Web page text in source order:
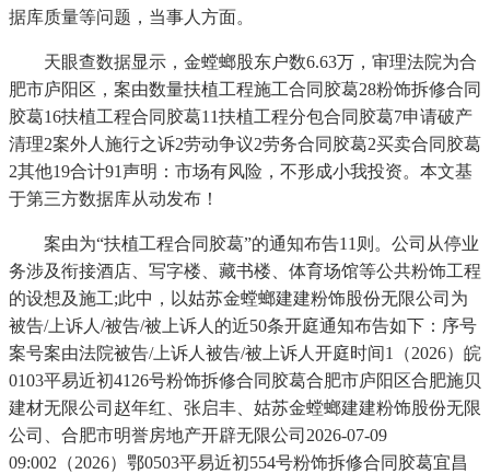
据库质量等问题，当事人方面。
天眼查数据显示，金螳螂股东户数6.63万，审理法院为合
肥市庐阳区，案由数量扶植工程施工合同胶葛28粉饰拆修合同
胶葛16扶植工程合同胶葛11扶植工程分包合同胶葛7申请破产
清理2案外人施行之诉2劳动争议2劳务合同胶葛2买卖合同胶葛
2其他19合计91声明：市场有风险，不形成小我投资。本文基
于第三方数据库从动发布！
案由为“扶植工程合同胶葛”的通知布告11则。公司从停业
务涉及衔接酒店、写字楼、藏书楼、体育场馆等公共粉饰工程
的设想及施工;此中，以姑苏金螳螂建建粉饰股份无限公司为
被告/上诉人/被告/被上诉人的近50条开庭通知布告如下：序号
案号案由法院被告/上诉⼈被告/被上诉人开庭时间1（2026）皖
0103平易近初4126号粉饰拆修合同胶葛合肥市庐阳区合肥施贝
建材无限公司赵年红、张启丰、姑苏金螳螂建建粉饰股份无限
公司、合肥市明誉房地产开辟无限公司2026-07-09
09:002（2026）鄂0503平易近初554号粉饰拆修合同胶葛宜昌